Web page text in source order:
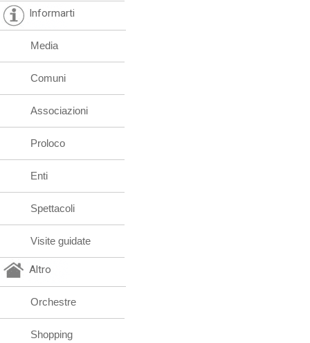
Informarti
Media
Comuni
Associazioni
Proloco
Enti
Spettacoli
Visite guidate
Altro
Orchestre
Shopping